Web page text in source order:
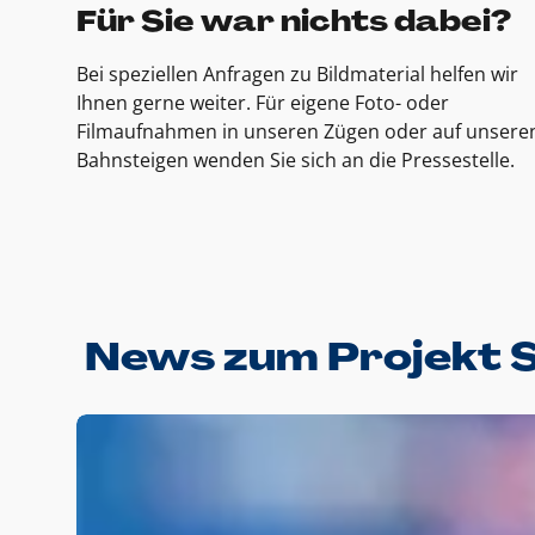
Für Sie war nichts dabei?
Bei speziellen Anfragen zu Bildmaterial helfen wir
Ihnen gerne weiter. Für eigene Foto- oder
Filmaufnahmen in unseren Zügen oder auf
Bahnsteigen wenden Sie sich an die Pressestelle.
News zum Projekt